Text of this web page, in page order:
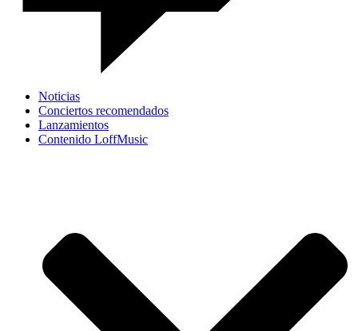
Noticias
Conciertos recomendados
Lanzamientos
Contenido LoffMusic